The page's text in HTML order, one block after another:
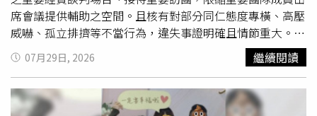
台，相關部會首長更沒人出面究責。陳以信痛批，無視民意
已成民進黨政府對全民的「政治霸凌」，還遠比楊珍妮的職
場 霸凌要嚴重千萬倍！
席會議提供輔助之空間。且核有對部分同仁態度專橫、高壓
威嚇、孤立排擠等不當行為，違失事證明確且情節重大。於
115年7月17日審查通過監察委員葉大華、王麗珍提案，全
案移送懲戒法院審理。彈劾案文指出，被彈劾人楊珍妮自顏
慧欣就任副總談判代表起，多次以冒犯性之言語公然否定顏
員所提出之意見或想法，於經貿辦所負責之多項業務中，蓄
07月29日, 2026 繼續閱讀